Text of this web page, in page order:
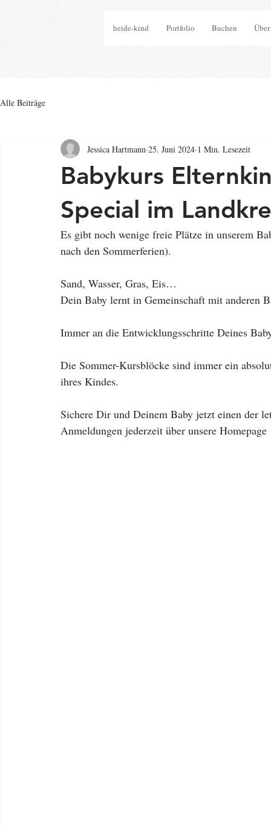
heide-kind Portfolio Buchen
Alle Beiträge
Babykurs
Special im
Jessica Hartmann 25. Juni 2024 1 Min. Lesezeit
Es gibt noch wenige freie Plätze in unserem
nach den Sommerferien).
Sand, Wasser, Gras, Eis…
Dein Baby lernt in Gemeinschaft mit anderen
Immer an die Entwicklungsschritte Deines
Die Sommer-Kursblöcke sind immer ein
ihres Kindes.
Sichere Dir und Deinem Baby jetzt einen der
Anmeldungen jederzeit über unsere